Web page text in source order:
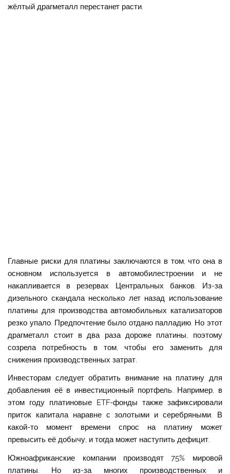
жёлтый драгметалл перестанет расти.
Главные риски для платины заключаются в том, что она в
основном используется в автомобилестроении и не
накапливается в резервах Центральных банков. Из-за
дизельного скандала несколько лет назад использование
платины для производства автомобильных катализаторов
резко упало. Предпочтение было отдано палладию. Но этот
драгметалл стоит в два раза дороже платины, поэтому
созрела потребность в том, чтобы его заменить для
снижения производственных затрат.
Инвесторам следует обратить внимание на платину для
добавления её в инвестиционный портфель. Например, в
этом году платиновые ETF-фонды также зафиксировали
приток капитала наравне с золотыми и серебряными. В
какой-то момент времени спрос на платину может
превысить её добычу, и тогда может наступить дефицит.
Южноафриканские компании производят 75% мировой
платины. Но из-за многих производственных и